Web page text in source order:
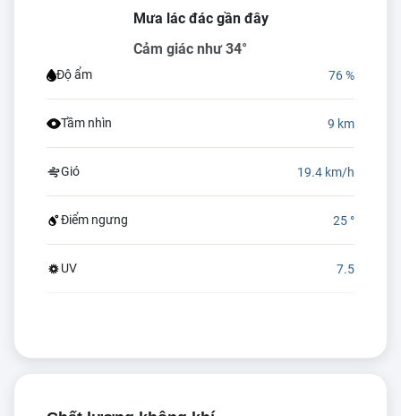
Mưa lác đác gần đây
Cảm giác như 34°
Độ ẩm 76 %
Tầm nhìn 9 km
Gió 19.4 km/h
Điểm ngưng 25 °
UV 7.5